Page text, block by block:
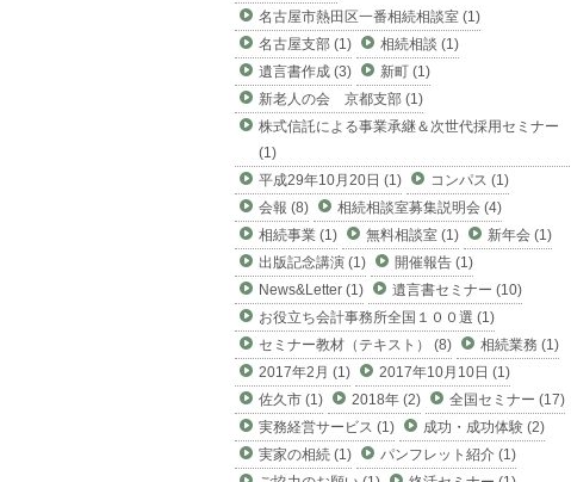
名古屋市熱田区一番相続相談室 (1)
名古屋支部 (1)
相続相談 (1)
遺言書作成 (3)
新町 (1)
新老人の会 京都支部 (1)
株式信託による事業承継＆次世代採用セミナー
(1)
平成29年10月20日 (1)
コンパス (1)
会報 (8)
相続相談室募集説明会 (4)
相続事業 (1)
無料相談室 (1)
新年会 (1)
出版記念講演 (1)
開催報告 (1)
News&Letter (1)
遺言書セミナー (10)
お役立ち会計事務所全国１００選 (1)
セミナー教材（テキスト） (8)
相続業務 (1)
2017年2月 (1)
2017年10月10日 (1)
佐久市 (1)
2018年 (2)
全国セミナー (17)
実務経営サービス (1)
成功・成功体験 (2)
実家の相続 (1)
パンフレット紹介 (1)